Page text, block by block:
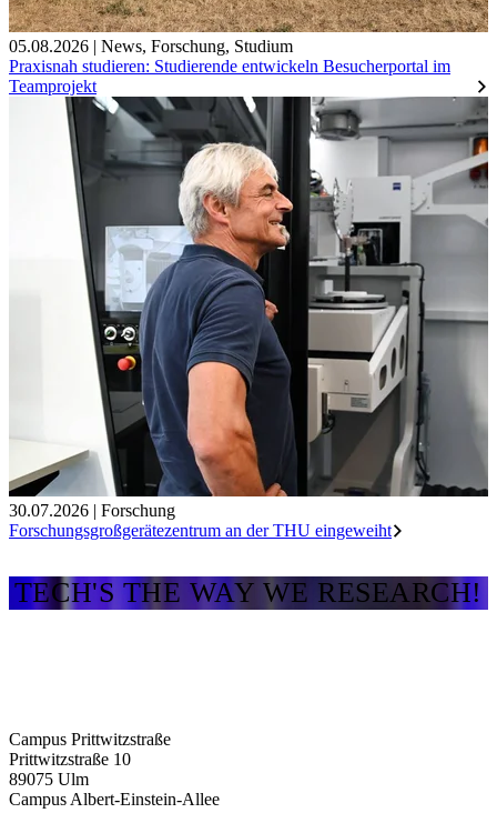
05.08.2026 News, Forschung, Studium
Praxisnah studieren: Studierende entwickeln Besucherportal im
Teamprojekt
30.07.2026
Forschung
Forschungsgroßgerätezentrum an der THU eingeweiht
TECH'S THE WAY WE RESEARCH!
Campus Prittwitzstraße
Prittwitzstraße 10
89075 Ulm
Campus Albert-Einstein-Allee